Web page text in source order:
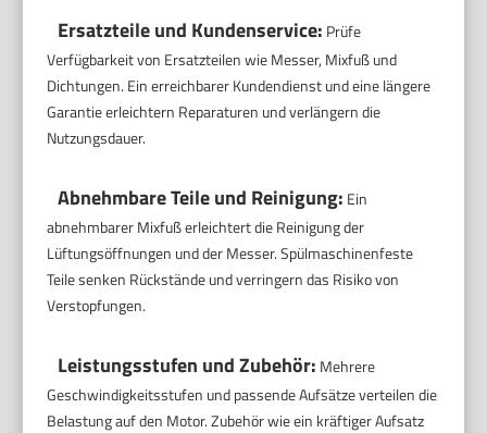
Ersatzteile und Kundenservice: Prüfe
Verfügbarkeit von Ersatzteilen wie Messer, Mixfuß und
Dichtungen. Ein erreichbarer Kundendienst und eine längere
Garantie erleichtern Reparaturen und verlängern die
Nutzungsdauer.
Abnehmbare Teile und Reinigung: Ein
abnehmbarer Mixfuß erleichtert die Reinigung der
Lüftungsöffnungen und der Messer. Spülmaschinenfeste
Teile senken Rückstände und verringern das Risiko von
Verstopfungen.
Leistungsstufen und Zubehör: Mehrere
Geschwindigkeitsstufen und passende Aufsätze verteilen die
Belastung auf den Motor. Zubehör wie ein kräftiger Aufsatz